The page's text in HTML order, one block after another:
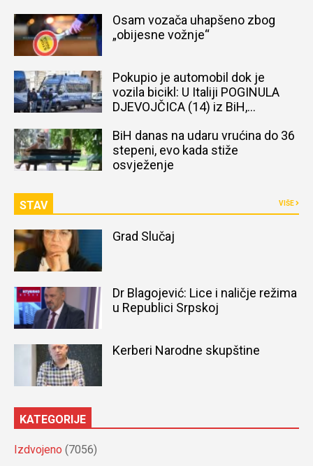
Osam vozača uhapšeno zbog
„obijesne vožnje“
Pokupio je automobil dok je
vozila bicikl: U Italiji POGINULA
DJEVOJČICA (14) iz BiH,
BiH danas na udaru vrućina do 36
stepeni, evo kada stiže
osvježenje
STAV VIŠE
Grad Slučaj
Dr Blagojević: Lice i naličje režima
u Republici Srpskoj
Kerberi Narodne skupštine
KATEGORIJE
Izdvojeno (7056)